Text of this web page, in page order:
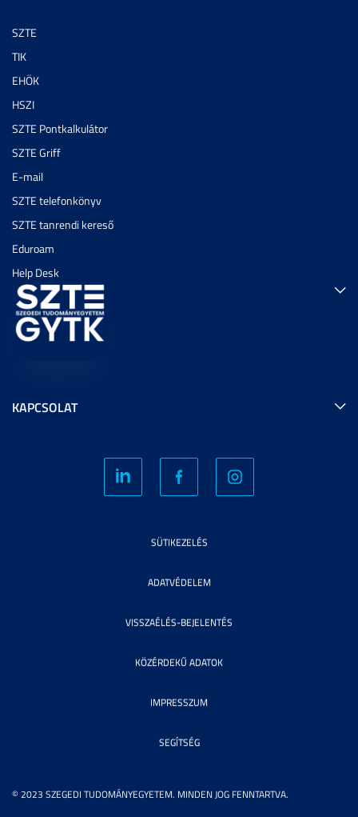
SZTE
TIK
EHÖK
HSZI
SZTE Pontkalkulátor
SZTE Griff
E-mail
SZTE telefonkönyv
SZTE tanrendi kereső
Eduroam
Help Desk
KAPCSOLAT
© 2023 SZEGEDI TUDOMÁNYEGYETEM. MINDEN JOG FENNTARTVA.
SÜTIKEZELÉS
ADATVÉDELEM
VISSZAÉLÉS-BEJELENTÉS
KÖZÉRDEKŰ ADATOK
IMPRESSZUM
SEGÍTSÉG